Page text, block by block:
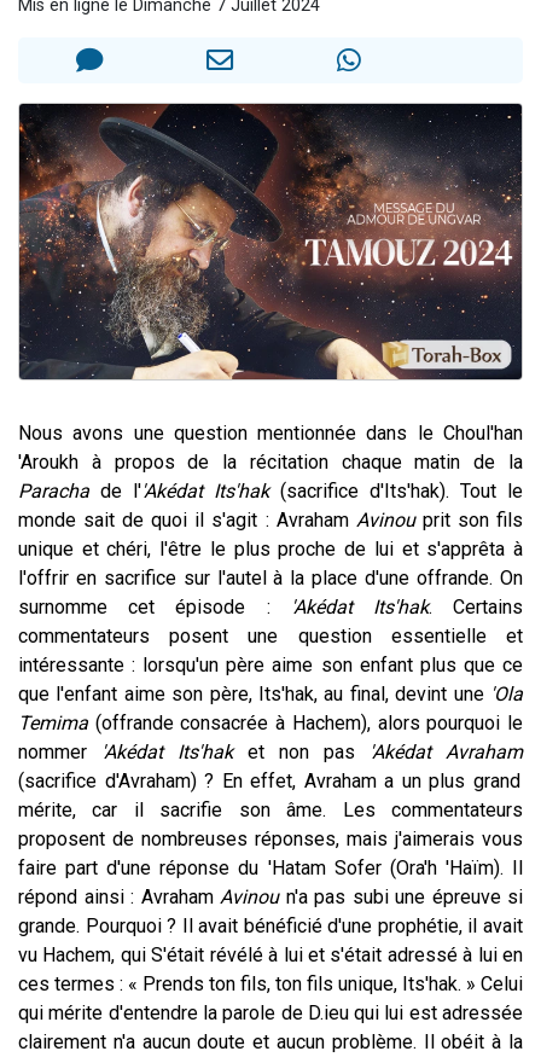
2 personnes viennent de faire un don pour Reloger Rivka, 6 enfants, victime de violences...
Il reste 49 places pour étudier en groupe sur Zoom
2 personnes viennent de nous rejoindre sur WhatsApp
Mis en ligne le Dimanche 7 Juillet 2024
Nous avons une question mentionnée dans le Choul'han
'Aroukh à propos de la récitation chaque matin de la
Paracha de l''Akédat Its'hak(sacrifice d'Its'hak). Tout le
monde sait de quoi il s'agit : Avraham Avinouprit son fils
unique et chéri, l'être le plus proche de lui et s'apprêta à
l'offrir en sacrifice sur l'autel à la place d'une offrande. On
surnomme cet épisode :
'Akédat Its'hak. Certains
commentateurs posent une question essentielle et
intéressante : lorsqu'un père aime son enfant plus que ce
que l'enfant aime son père, Its'hak, au final, devint une Ola
Temima (offrande consacrée à Hachem), alors pourquoi le
nommer
'Akédat Its'haket non pas
'Akédat Avraham
(sacrifice d'Avraham) ? En effet, Avraham a un plus grand
mérite, car il sacrifie son âme. Les commentateurs
proposent de nombreuses réponses, mais j'aimerais vous
faire part d'une réponse du 'Hatam Sofer (Ora'h 'Haïm). Il
répond ainsi : Avraham Avinoun'a pas subi une épreuve si
grande. Pourquoi ? Il avait bénéficié d'une prophétie, il avait
vu Hachem, qui S'était révélé à lui et s'était adressé à lui en
ces termes : « Prends ton fils, ton fils unique, Its'hak. » Celui
qui mérite d'entendre la parole de D.ieu qui lui est adressée
clairement n'a aucun doute et aucun problème. Il obéit à la